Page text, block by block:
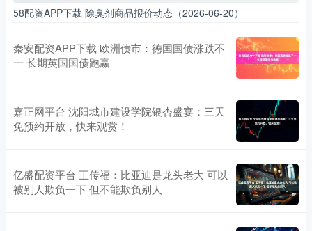
58配资APP下载 除臭剂商品报价动态（2026-06-20）
秦安配资APP下载 欧洲债市：德国国债涨跌不
一 长期英国国债跑赢
嘉正网平台 沈阳城市建设学院银杏盛宴：三天
免预约开放，快来观赏！
亿盛配资平台 王传福：比亚迪是龙头老大 可以
被别人欺负一下 但不能欺负别人